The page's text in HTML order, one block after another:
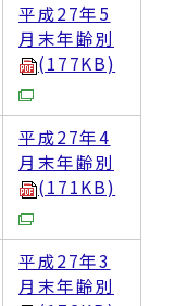
平成27年5
月末年齢別
(177KB)
平成27年4
月末年齢別
(171KB)
平成27年3
月末年齢別